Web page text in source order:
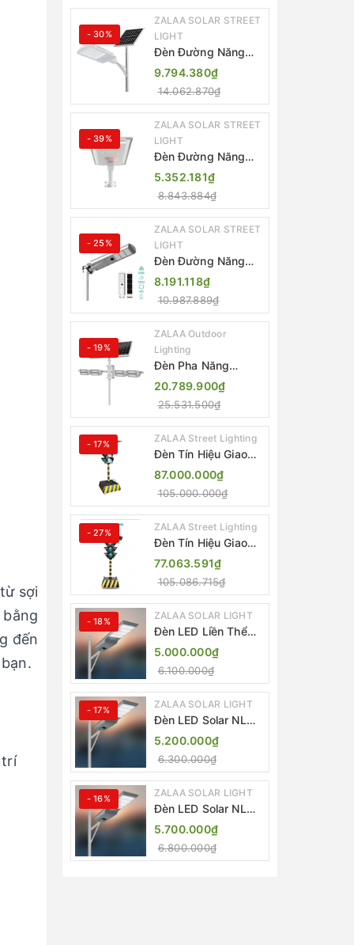
sợi
đến
trí
Jsc
- 30%
ZALAA SOLAR STREET
LIGHT
Đèn Đường Năng
Lượng Mặt Trời
Thông Minh Điều
Khiển MPPT ZL-
GMX01 ZALAA
9.794.380₫
14.062.870₫
- 39%
ZALAA SOLAR STREET
LIGHT
Đèn Đường Năng
Lượng Mặt Trời
Nhôm Đúc ZALAA
ZL-BWH Cao Cấp
IP65
5.352.181₫
8.843.884₫
- 25%
ZALAA SOLAR STREET
LIGHT
Đèn Đường Năng
Lượng Mặt Trời Tích
Hợp Camera ZALAA
ZL-BJ04-CCTV
(80W, IP65)
8.191.118₫
10.987.889₫
- 19%
ZALAA Outdoor
Lighting
Đèn Pha Năng
Lượng Mặt Trời Sân
Thể Thao ZALAA
Jsc Chống Nước
IP65 Cao Cấp
20.789.900₫
25.531.500₫
- 17% ZALAA Street Lighting
Đèn Tín Hiệu Giao
Thông Di Động Năng
Lượng Mặt Trời
ZALAA ZL-300A-D
87.000.000₫
105.000.000₫
- 27% ZALAA Street Lighting
Đèn Tín Hiệu Giao
Thông Di Động Năng
Lượng Mặt Trời
ZALAA ZL-409300C
77.063.591₫
105.086.715₫
- 18% ZALAA SOLAR LIGHT
Đèn LED Liền Thể
ZALAA Solar Street
Light ZKC-TG 20W
25W 30W All In One
5.000.000₫
6.100.000₫
- 17% ZALAA SOLAR LIGHT
Đèn LED Solar NLMT
Liền Thể ZKC-TG
20W All in One |
ZALAA Street Light
5.200.000₫
6.300.000₫
- 16% ZALAA SOLAR LIGHT
Đèn LED Solar NLMT
Liền Thể ZKC-TG
25W All in One |
ZALAA Street Light
5.700.000₫
6.800.000₫